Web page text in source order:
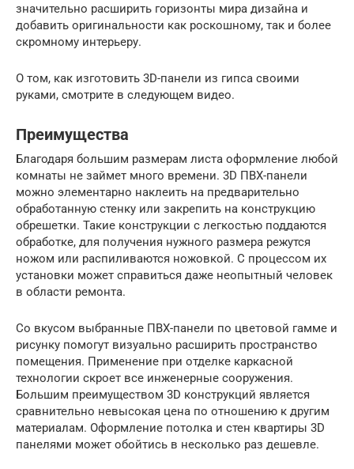
значительно расширить горизонты мира дизайна и
добавить оригинальности как роскошному, так и более
скромному интерьеру.
О том, как изготовить 3D-панели из гипса своими
руками, смотрите в следующем видео.
Преимущества
Благодаря большим размерам листа оформление любой
комнаты не займет много времени. 3D ПВХ-панели
можно элементарно наклеить на предварительно
обработанную стенку или закрепить на конструкцию
обрешетки. Такие конструкции с легкостью поддаются
обработке, для получения нужного размера режутся
ножом или распиливаются ножовкой. С процессом их
установки может справиться даже неопытный человек
в области ремонта.
Со вкусом выбранные ПВХ-панели по цветовой гамме и
рисунку помогут визуально расширить пространство
помещения. Применение при отделке каркасной
технологии скроет все инженерные сооружения.
Большим преимуществом 3D конструкций является
сравнительно невысокая цена по отношению к другим
материалам. Оформление потолка и стен квартиры 3D
панелями может обойтись в несколько раз дешевле.